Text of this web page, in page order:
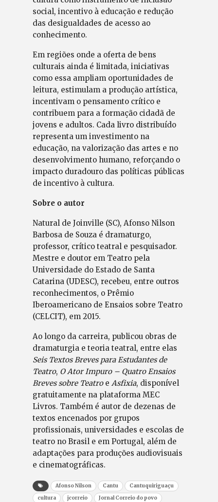
social, incentivo à educação e redução
das desigualdades de acesso ao
conhecimento.
Em regiões onde a oferta de bens
culturais ainda é limitada, iniciativas
como essa ampliam oportunidades de
leitura, estimulam a produção artística,
incentivam o pensamento crítico e
contribuem para a formação cidadã de
jovens e adultos. Cada livro distribuído
representa um investimento na
educação, na valorização das artes e no
desenvolvimento humano, reforçando o
impacto duradouro das políticas públicas
de incentivo à cultura.
Sobre o autor
Natural de Joinville (SC), Afonso Nilson
Barbosa de Souza é dramaturgo,
professor, crítico teatral e pesquisador.
Mestre e doutor em Teatro pela
Universidade do Estado de Santa
Catarina (UDESC), recebeu, entre outros
reconhecimentos, o Prêmio
Iberoamericano de Ensaios sobre Teatro
(CELCIT), em 2015.
Ao longo da carreira, publicou obras de
dramaturgia e teoria teatral, entre elas
Seis Textos Breves para Estudantes de
Teatro, O Ator Impuro – Quatro Ensaios
Breves sobre Teatroe Asfixia, disponível
gratuitamente na plataforma MEC
Livros. Também é autor de dezenas de
textos encenados por grupos
profissionais, universidades e escolas de
teatro no Brasil e em Portugal, além de
adaptações para produções audiovisuais
e cinematográficas.
Afonso Nilson Cantu
Cantuquiriguaçu
cultura
jcorreio
Jornal Correio do povo